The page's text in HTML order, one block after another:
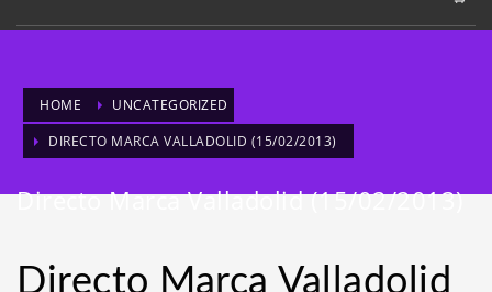
HOME
UNCATEGORIZED
DIRECTO MARCA VALLADOLID (15/02/2013)
Directo Marca Valladolid (15/02/2013)
Directo Marca Valladolid